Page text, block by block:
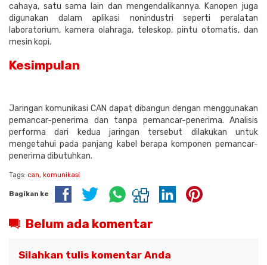
cahaya, satu sama lain dan mengendalikannya. Kanopen juga
digunakan dalam aplikasi nonindustri seperti peralatan
laboratorium, kamera olahraga, teleskop, pintu otomatis, dan
mesin kopi.
Kesimpulan
Jaringan komunikasi CAN dapat dibangun dengan menggunakan
pemancar-penerima dan tanpa pemancar-penerima. Analisis
performa dari kedua jaringan tersebut dilakukan untuk
mengetahui pada panjang kabel berapa komponen pemancar-
penerima dibutuhkan.
Tags: can, komunikasi
Bagikan ke
Belum ada komentar
Silahkan tulis komentar Anda